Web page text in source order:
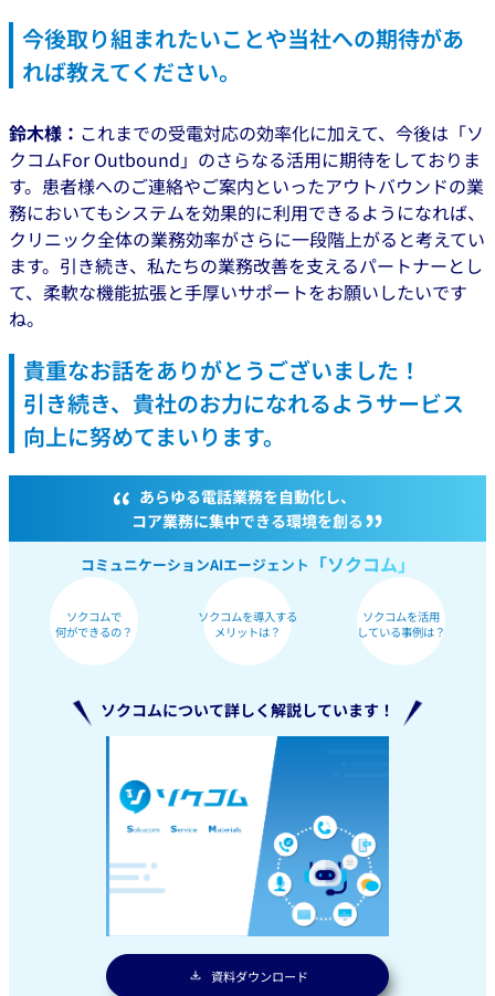
今後取り組まれたいことや当社への期待があ
れば教えてください。
鈴木様： これまでの受電対応の効率化に加えて、今後は「ソ
クコムFor Outbound」のさらなる活用に期待をしておりま
す。患者様へのご連絡やご案内といったアウトバウンドの業
務においてもシステムを効果的に利用できるようになれば、
クリニック全体の業務効率がさらに一段階上がると考えてい
ます。引き続き、私たちの業務改善を支えるパートナーとし
て、柔軟な機能拡張と手厚いサポートをお願いしたいです
ね。
貴重なお話をありがとうございました！
引き続き、貴社のお力になれるようサービス
向上に努めてまいります。
“ あらゆる電話業務を自動化し、
コア業務に集中できる環境を創る”
コミュニケーションAIエージェント 「ソクコム」
ソクコムで
何ができるの？
ソクコムを導入する
メリットは？
ソクコムを活用
している事例は？
ソクコムについて詳しく解説しています！
資料ダウンロード